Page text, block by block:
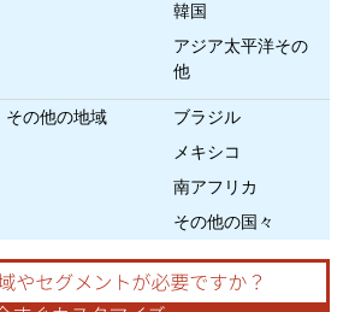
韓国
アジア太平洋その
他
その他の地域
ブラジル
メキシコ
南アフリカ
その他の国々